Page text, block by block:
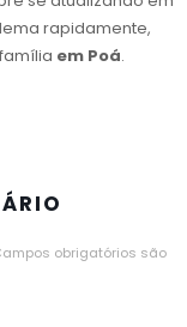
rapidamente,
em Poá.
obrigatórios são